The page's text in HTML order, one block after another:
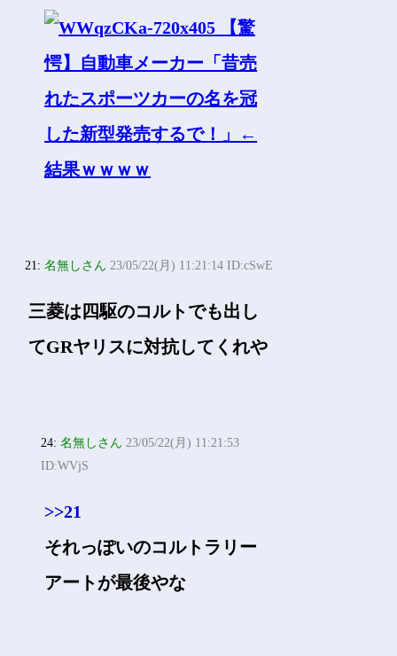
21:名無しさん 23/05/22(月) 11:21:14 ID:cSwE
三菱は四駆のコルトでも出し
てGRヤリスに対抗してくれや
24:名無しさん 23/05/22(月) 11:21:53
ID:WVjS
>>21
それっぽいのコルトラリー
アートが最後やな